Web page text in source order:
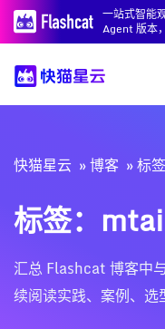
一站式智能
Agent 版本
快猫星云 博客 标签
标签：
汇总 Flashcat 博客中
续阅读实践、案例、选